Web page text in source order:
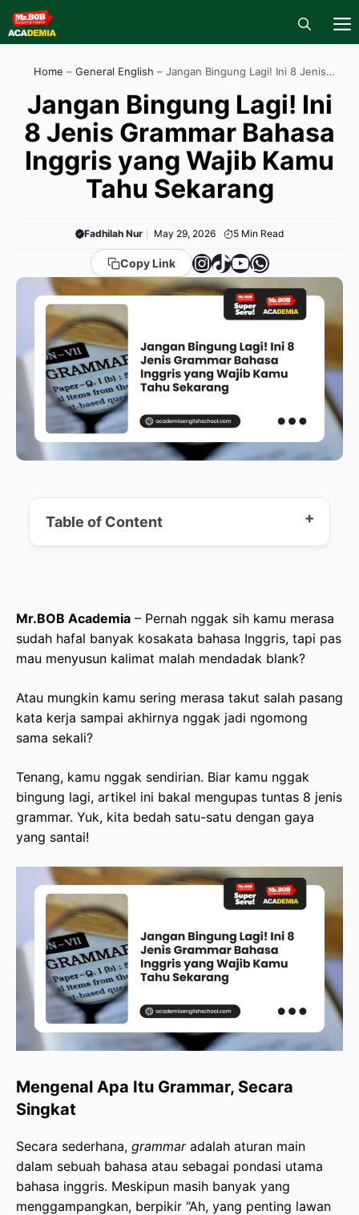
Skip
to
content
Home – General English – Jangan Bingung Lagi! Ini 8 Jenis
Jangan Bingung Lagi! Ini
8 Jenis Grammar Bahasa
Inggris yang Wajib Kamu
Tahu Sekarang
Fadhilah Nur May 29, 2026 5 Min Read
Copy Link Instagram
TikTok
YouTube
WhatsApp
Table of Content
Mengenal 8 Jenis Grammar Bahasa Inggris &
Contohnya
Penutup: Siap Jadi Jago Grammar!
Mr.BOB Academia – Pernah nggak sih kamu merasa
sudah hafal banyak kosakata bahasa Inggris, tapi pas
mau menyusun kalimat malah mendadak blank?
Atau mungkin kamu sering merasa takut salah pasang
kata kerja sampai akhirnya nggak jadi ngomong
sama sekali?
Tenang, kamu nggak sendirian. Biar kamu nggak
bingung lagi, artikel ini bakal mengupas tuntas 8 jenis
grammar. Yuk, kita bedah satu-satu dengan gaya
yang santai!
Mengenal Apa Itu Grammar, Secara
Singkat
Secara sederhana, grammaradalah aturan main
dalam sebuah bahasa atau sebagai pondasi utama
bahasa inggris. Meskipun masih banyak yang
menggampangkan, berpikir “Ah, yang penting lawan